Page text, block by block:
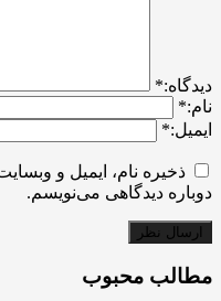
ديدگاه:*
نام:*
ایمیل:*
ذخیره نام، ایمیل و
دوباره دیدگاهی می‌نویسم.
مطالب محبوب